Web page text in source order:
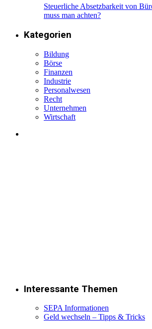
Steuerliche Absetzbarkeit von
muss man achten?
Kategorien
Bildung
Börse
Finanzen
Industrie
Personalwesen
Recht
Unternehmen
Wirtschaft
Interessante Themen
SEPA Informationen
Geld wechseln – Tipps & Tricks